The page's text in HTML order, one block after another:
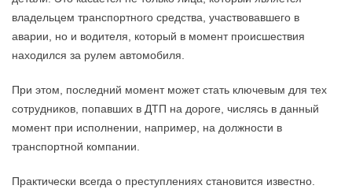
владельцем транспортного средства, участвовавшего в
аварии, но и водителя, который в момент происшествия
находился за рулем автомобиля.
При этом, последний момент может стать ключевым для тех
сотрудников, попавших в ДТП на дороге, числясь в данный
момент при исполнении, например, на должности в
транспортной компании.
Практически всегда о преступлениях становится известно.